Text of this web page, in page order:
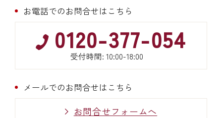
お電話でのお問合せはこちら
0120-377-054
受付時間: 10:00-18:00
メールでのお問合せはこちら
お問合せフォームへ